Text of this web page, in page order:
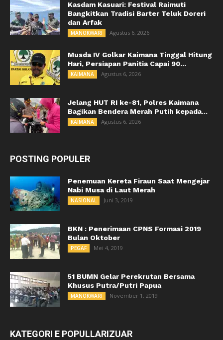
Kasdam Kasuari: Festival Raimuti
Bangkitkan Tradisi Barter Teluk Doreri
dan Arfak
MANOKWARI Agustus 6, 2026
Musda IV Golkar Kaimana Tinggal Hitung
Hari, Persiapan Panitia Capai 90...
KAIMANA Agustus 6, 2026
Jelang HUT RI ke-81, Polres Kaimana
Bagikan Bendera Merah Putih kepada...
KAIMANA Agustus 6, 2026
POSTING POPULER
Penemuan Kereta Firaun Saat Mengejar
Nabi Musa di Laut Merah
NASIONAL Juni 3, 2019
BKN : Penerimaan CPNS Formasi 2019
Bulan Oktober
PEGAF Mei 4, 2019
51 BUMN Gelar Perekrutan Bersama
Khusus Putra/Putri Papua
MANOKWARI November 1, 2019
KATEGORI E POPULLARIZUAR